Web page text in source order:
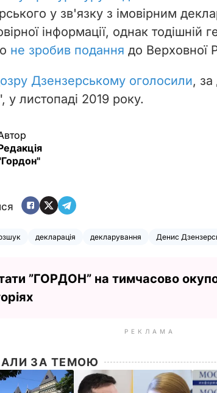
у зв'язку з імовірним
інформації, однак тодішній
не зробив подання до Верховної
Дзензерському оголосили, за
у листопаді 2019 року.
декларація декларування Денис
”ГОРДОН” на тимчасово
РЕКЛАМА
ЗА ТЕМОЮ